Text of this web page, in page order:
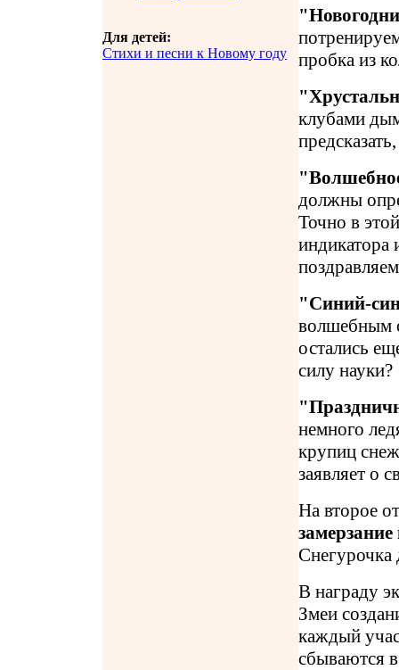
Для детей:
Стихи и песни к Новому году
пробка из
клубами
должны
Точно в
индикатора
"Синий-
волшебным
остались
силу науки?
немного
крупиц
заявляет о
На второе
Снегурочка
В награду
Змеи
каждый
сбываются